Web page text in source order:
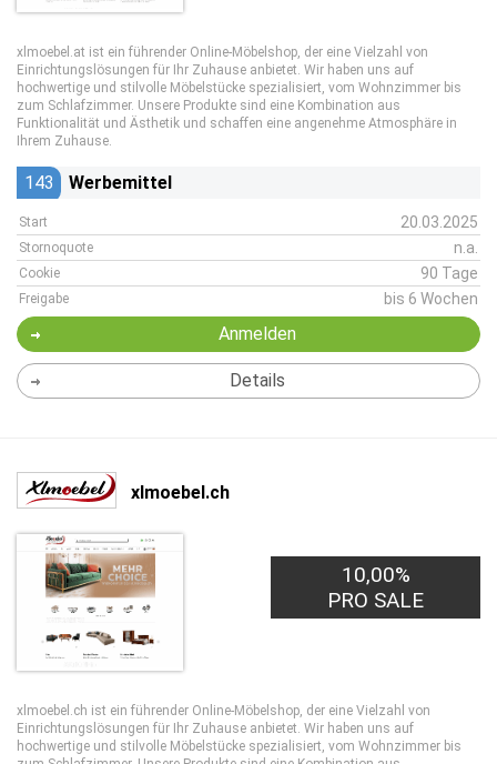
xlmoebel.at ist ein führender Online-Möbelshop, der eine Vielzahl von
Einrichtungslösungen für Ihr Zuhause anbietet. Wir haben uns auf
hochwertige und stilvolle Möbelstücke spezialisiert, vom Wohnzimmer bis
zum Schlafzimmer. Unsere Produkte sind eine Kombination aus
Funktionalität und Ästhetik und schaffen eine angenehme Atmosphäre in
Ihrem Zuhause.
143 Werbemittel
Start 20.03.2025
Stornoquote n.a.
Cookie 90 Tage
Freigabe bis 6 Wochen
Anmelden
Details
xlmoebel.ch
10,00%
PRO SALE
xlmoebel.ch ist ein führender Online-Möbelshop, der eine Vielzahl von
Einrichtungslösungen für Ihr Zuhause anbietet. Wir haben uns auf
hochwertige und stilvolle Möbelstücke spezialisiert, vom Wohnzimmer bis